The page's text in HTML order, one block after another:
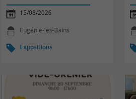
15/08/2026
Eugénie-les-Bains
Expositions